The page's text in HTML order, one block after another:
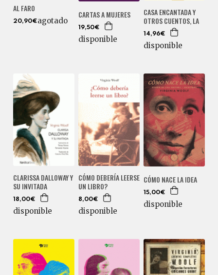
AL FARO
20,90€agotado
CARTAS A MUJERES
19,50€
disponible
CASA ENCANTADA Y
OTROS CUENTOS, LA
14,96€
disponible
CLARISSA DALLOWAY Y
SU INVITADA
18,00€
disponible
CÓMO DEBERÍA LEERSE
UN LIBRO?
8,00€
disponible
CÓMO NACE LA IDEA
15,00€
disponible